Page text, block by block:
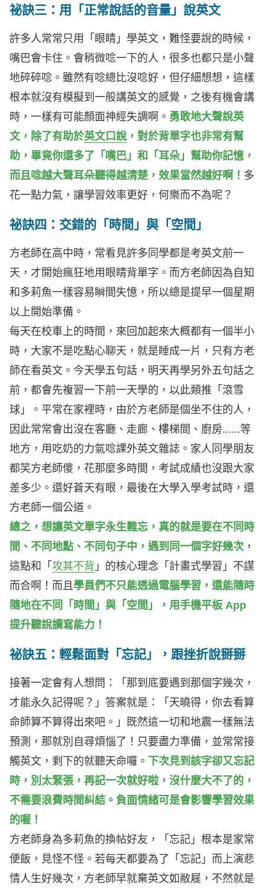
祕訣三：用「正常說話的音量」說英文
許多人常常只用「眼睛」學英文，難怪要說的時候，
嘴巴會卡住。會稍微唸一下的人，很多也都只是小聲
地碎碎唸。雖然有唸總比沒唸好，但仔細想想，這樣
根本就沒有模擬到一般講英文的感覺，之後有機會講
時，一樣有可能顏面神經失調啊。 勇敢地大聲說英
文，除了有助於英文口說 ，對於背單字也非常有幫
助，畢竟你還多了「嘴巴」和「耳朵」幫助你記憶，
而且唸越大聲耳朵聽得越清楚，效果當然越好啊！ 多
花一點力氣，讓學習效率更好，何樂而不為呢？
祕訣四：交錯的「時間」與「空間」
方老師在高中時，常看見許多同學都是考英文前一
天，才開始瘋狂地用眼睛背單字。而方老師因為自知
和多莉魚一樣容易瞬間失憶，所以總是提早一個星期
以上開始準備。
每天在校車上的時間，來回加起來大概都有一個半小
時，大家不是吃點心聊天，就是睡成一片，只有方老
師在看英文。今天學五句話，明天再學另外五句話之
前，都會先複習一下前一天學的，以此類推「滾雪
球」。平常在家裡時，由於方老師是個坐不住的人，
因此常常會出沒在客廳、走廊、樓梯間、廚房......等
地方，用吃奶的力氣唸課外英文雜誌。家人同學朋友
都笑方老師傻，花那麼多時間，考試成績也沒跟大家
差多少。還好蒼天有眼，最後在大學入學考試時，還
方老師一個公道。
總之，想讓英文單字永生難忘，真的就是要在不同時
間、不同地點、不同句子中，遇到同一個字好幾次 ，
這點和「 攻其不背 」的核心理念「計畫式學習」不謀
而合啊！而且 學員們不只能透過電腦學習，還能隨時
隨地在不同「時間」與「空間」，用手機平板 App
提升聽說讀寫能力！
祕訣五：輕鬆面對「忘記」，跟挫折說掰掰
接著一定會有人想問：「那到底要遇到那個字幾次，
才能永久記得呢？」答案就是：「天曉得，你去看算
命師算不算得出來吧。」既然這一切和地震一樣無法
預測，那就別自尋煩惱了！只要盡力準備，並常常接
觸英文，剩下的就聽天命囉。 下次見到該字卻又忘記
時，別太緊張，再記一次就好啦，沒什麼大不了的，
不需要浪費時間糾結。負面情緒可是會影響學習效果
的喔！
方老師身為多莉魚的換帖好友，「忘記」根本是家常
便飯，見怪不怪。若每天都要為了「忘記」而上演悲
情人生好幾次，方老師早就棄英文如敝屣，不然就是